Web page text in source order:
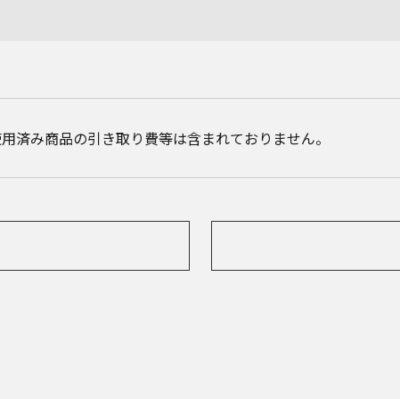
済み商品の引き取り費等は含まれておりません。